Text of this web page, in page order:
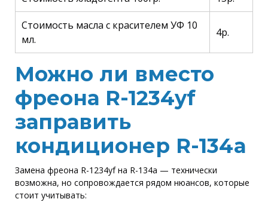
Стоимость масла с красителем УФ 10
мл.
4р.
Можно ли вместо
фреона R-1234yf
заправить
кондиционер R-134a
Замена фреона R-1234yf на R-134a — технически
возможна, но сопровождается рядом нюансов, которые
стоит учитывать: